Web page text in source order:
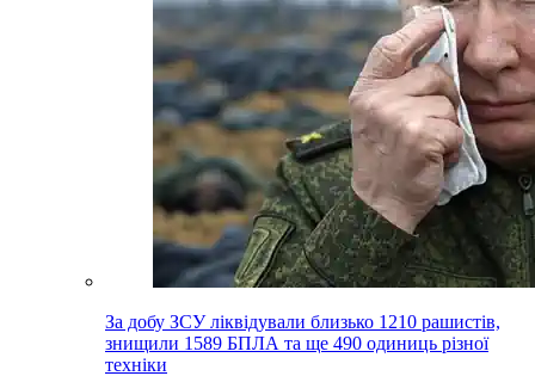
За добу ЗСУ ліквідували близько 1210 рашистів,
знищили 1589 БПЛА та ще 490 одиниць різної
техніки